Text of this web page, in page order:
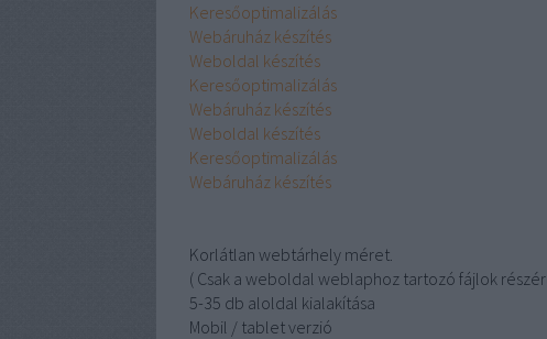
Keresőoptimalizálás
Webáruház készítés
Weboldal készítés
Keresőoptimalizálás
Webáruház készítés
Weboldal készítés
Keresőoptimalizálás
Webáruház készítés
Korlátlan webtárhely méret.
( Csak a weboldal weblaphoz tartozó fájlok
5-35 db aloldal kialakítása
Mobil / tablet verzió